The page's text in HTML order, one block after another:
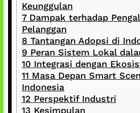
Keunggulan
7Dampak terhadap
Pelanggan
8 Tantangan Adopsi di
9 Peran Sistem Lokal
10Integrasi dengan
11 Masa Depan Smart
Indonesia
12 Perspektif Industri
13 Kesimpulan